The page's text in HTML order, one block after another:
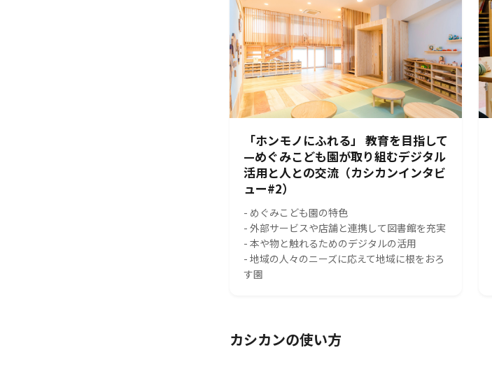
「ホンモノにふれる」 教育を目指して
—めぐみこども園が取り組むデジタル
活用と人との交流（カシカンインタビ
ュー#2）
- めぐみこども園の特色
- 外部サービスや店舗と連携して図書館を充実
- 本や物と触れるためのデジタルの活用
- 地域の人々のニーズに応えて地域に根をおろ
す園
カシカンの使い方